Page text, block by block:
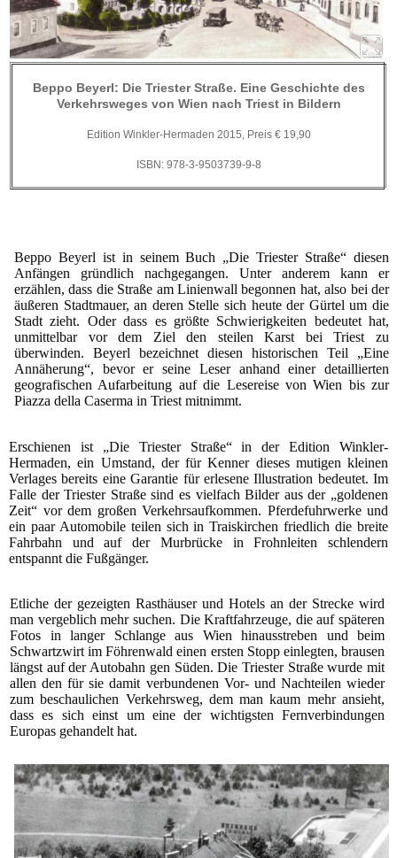
Beppo Beyerl: Die Triester Straße. Eine Geschichte des
Verkehrsweges von Wien nach Triest in Bildern
Edition Winkler-Hermaden 2015, Preis € 19,90
ISBN: 978-3-9503739-9-8
Beppo Beyerl ist in seinem Buch „Die Triester Straße“ diesen
Anfängen gründlich nachgegangen. Unter anderem kann er
erzählen, dass die Straße am Linienwall begonnen hat, also bei der
äußeren Stadtmauer, an deren Stelle sich heute der Gürtel um die
Stadt zieht. Oder dass es größte Schwierigkeiten bedeutet hat,
unmittelbar vor dem Ziel den steilen Karst bei Triest zu
überwinden. Beyerl bezeichnet diesen historischen Teil „Eine
Annäherung“, bevor er seine Leser anhand einer detaillierten
geografischen Aufarbeitung auf die Lesereise von Wien bis zur
Piazza della Caserma in Triest mitnimmt.
Erschienen ist „Die Triester Straße“ in der Edition Winkler-
Hermaden, ein Umstand, der für Kenner dieses mutigen kleinen
Verlages bereits eine Garantie für erlesene Illustration bedeutet. Im
Falle der Triester Straße sind es vielfach Bilder aus der „goldenen
Zeit“ vor dem großen Verkehrsaufkommen. Pferdefuhrwerke und
ein paar Automobile teilen sich in Traiskirchen friedlich die breite
Fahrbahn und auf der Murbrücke in Frohnleiten schlendern
entspannt die Fußgänger.
Etliche der gezeigten Rasthäuser und Hotels an der Strecke wird
man vergeblich mehr suchen. Die Kraftfahrzeuge, die auf späteren
Fotos in langer Schlange aus Wien hinausstreben und beim
Schwartzwirt im Föhrenwald einen ersten Stopp einlegten, brausen
längst auf der Autobahn gen Süden. Die Triester Straße wurde mit
allen den für sie damit verbundenen Vor- und Nachteilen wieder
zum beschaulichen Verkehrsweg, dem man kaum mehr ansieht,
dass es sich einst um eine der wichtigsten Fernverbindungen
Europas gehandelt hat.